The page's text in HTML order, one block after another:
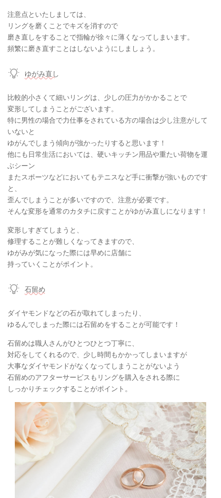
注意点といたしましては、
リングを磨くことでキズを消すので
磨き直しをすることで指輪が徐々に薄くなってしまいます。
頻繁に磨き直すことはしないようにしましょう。
ゆがみ直し
比較的小さくて細いリングは、少しの圧力がかかることで
変形してしまうことがございます。
特に男性の場合で力仕事をされている方の場合は少し注意がして
いないと
ゆがんでしまう傾向が強かったりすると思います！
他にも日常生活においては、硬いキッチン用品や重たい荷物を運
ぶシーン
またスポーツなどにおいてもテニスなど手に衝撃が強いものです
と、
歪んでしまうことが多いですので、注意が必要です。
そんな変形を通常のカタチに戻すことがゆがみ直しになります！
変形しすぎてしまうと、
修理することが難しくなってきますので、
ゆがみが気になった際には早めに店舗に
持っていくことがポイント。
石留め
ダイヤモンドなどの石が取れてしまったり、
ゆるんでしまった際には石留めをすることが可能です！
石留めは職人さんがひとつひとつ丁寧に、
対応をしてくれるので、少し時間もかかってしまいますが
大事なダイヤモンドがなくなってしまうことがないよう
石留めのアフターサービスもリングを購入をされる際に
しっかりチェックすることがポイント。